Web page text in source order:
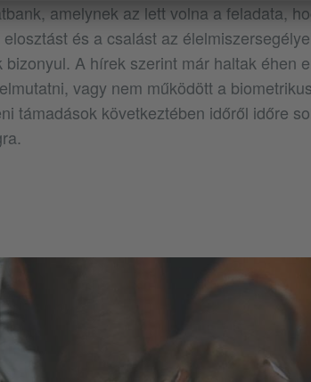
amelynek az lett volna a feladata,
és a csalást az
bizonyul. A hírek szerint már haltak éhen
vagy nem működött a
támadások következtében időről időre